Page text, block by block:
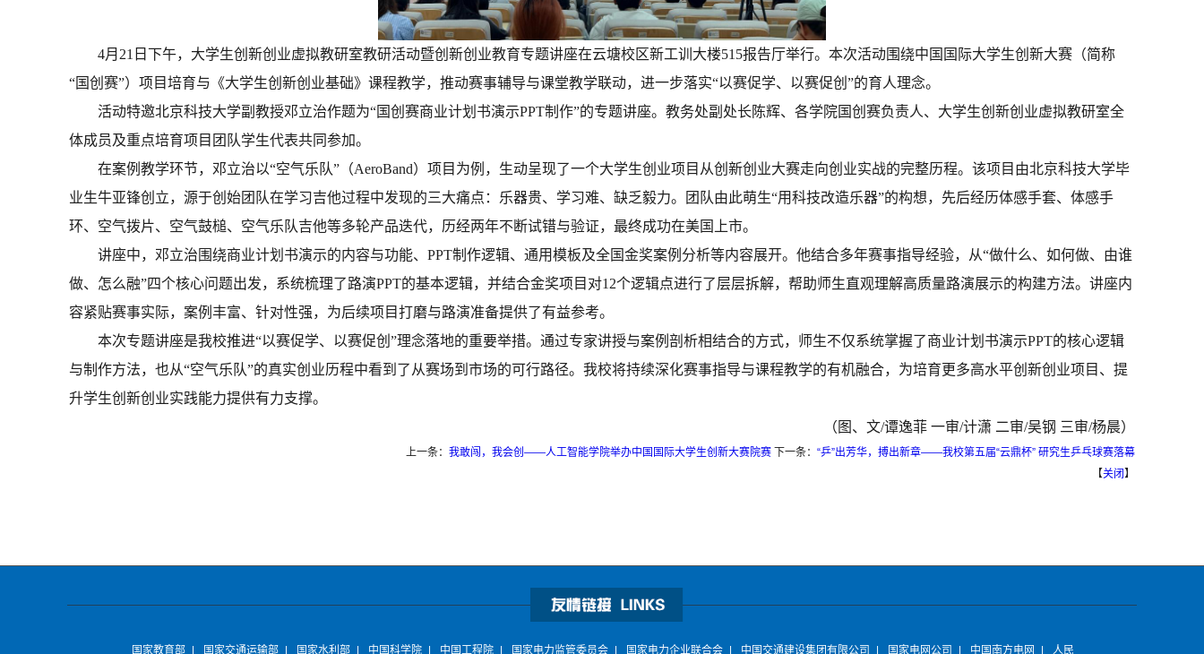
4月21日下午，大学生创新创业虚拟教研室教研活动暨创新创业教育专题讲座在云塘校区新工训大楼515报告厅举行。本次活动围绕中国国际大学生创新大赛（简称
“国创赛”）项目培育与《大学生创新创业基础》课程教学，推动赛事辅导与课堂教学联动，进一步落实“以赛促学、以赛促创”的育人理念。
活动特邀北京科技大学副教授邓立治作题为“国创赛商业计划书演示PPT制作”的专题讲座。教务处副处长陈辉、各学院国创赛负责人、大学生创新创业虚拟教研室全
体成员及重点培育项目团队学生代表共同参加。
在案例教学环节，邓立治以“空气乐队”（AeroBand）项目为例，生动呈现了一个大学生创业项目从创新创业大赛走向创业实战的完整历程。该项目由北京科技大学毕
业生牛亚锋创立，源于创始团队在学习吉他过程中发现的三大痛点：乐器贵、学习难、缺乏毅力。团队由此萌生“用科技改造乐器”的构想，先后经历体感手套、体感手
环、空气拨片、空气鼓槌、空气乐队吉他等多轮产品迭代，历经两年不断试错与验证，最终成功在美国上市。
讲座中，邓立治围绕商业计划书演示的内容与功能、PPT制作逻辑、通用模板及全国金奖案例分析等内容展开。他结合多年赛事指导经验，从“做什么、如何做、由谁
做、怎么融”四个核心问题出发，系统梳理了路演PPT的基本逻辑，并结合金奖项目对12个逻辑点进行了层层拆解，帮助师生直观理解高质量路演展示的构建方法。讲座内
容紧贴赛事实际，案例丰富、针对性强，为后续项目打磨与路演准备提供了有益参考。
本次专题讲座是我校推进“以赛促学、以赛促创”理念落地的重要举措。通过专家讲授与案例剖析相结合的方式，师生不仅系统掌握了商业计划书演示PPT的核心逻辑
与制作方法，也从“空气乐队”的真实创业历程中看到了从赛场到市场的可行路径。我校将持续深化赛事指导与课程教学的有机融合，为培育更多高水平创新创业项目、提
升学生创新创业实践能力提供有力支撑。
（图、文/谭逸菲 一审/计潇 二审/吴钢 三审/杨晨）
上一条： 我敢闯，我会创——人工智能学院举办中国国际大学生创新大赛院赛 下一条： “乒”出芳华，搏出新章——我校第五届“云鼎杯” 研究生乒乓球赛落幕
【关闭】
国家教育部 国家交通运输部 国家水利部 中国科学院 中国工程院 国家电力监管委员会 国家电力企业联合会 中国交通建设集团有限公司 国家电网公司 中国南方电网 人民